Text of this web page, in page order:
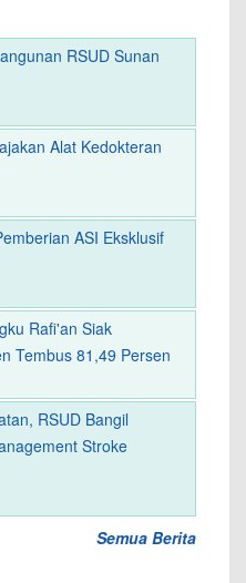
RSUD Sunan
Alat Kedokteran
ASI Eksklusif
Rafi'an Siak
Tembus 81,49 Persen
RSUD Bangil
Stroke
Semua Berita